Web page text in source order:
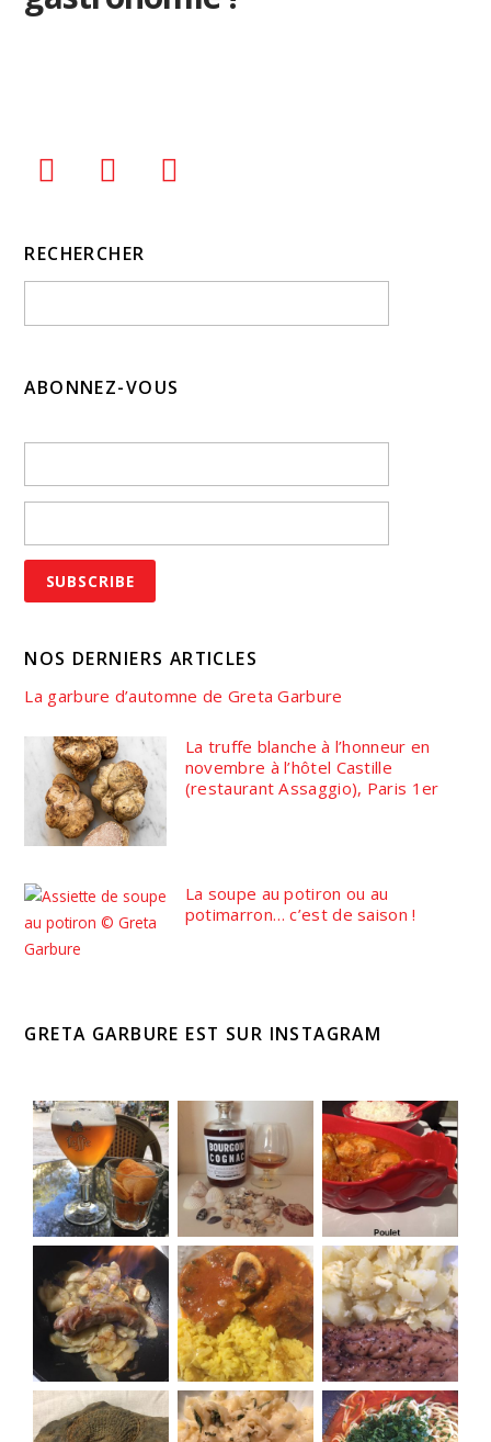
RECHERCHER
ABONNEZ-VOUS
NOS DERNIERS ARTICLES
La garbure d’automne de Greta Garbure
La truffe blanche à l’honneur en
novembre à l’hôtel Castille
(restaurant Assaggio), Paris 1er
La soupe au potiron ou au
potimarron… c’est de saison !
GRETA GARBURE EST SUR INSTAGRAM